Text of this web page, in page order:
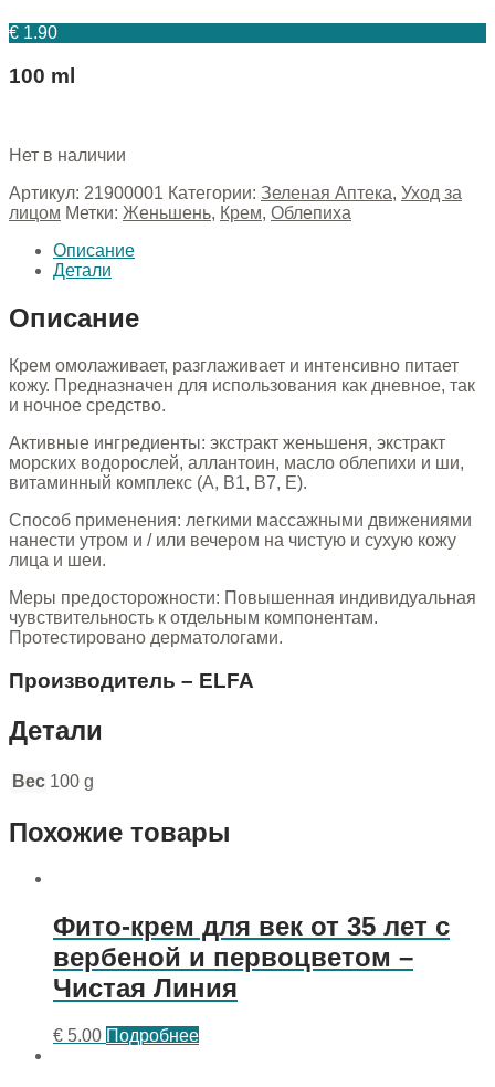
€ 1.90
100 ml
Нет в наличии
Артикул: 21900001 Категории: Зеленая Аптека, Уход за
лицом Метки: Женьшень, Крем, Облепиха
Описание
Детали
Описание
Крем омолаживает, разглаживает и интенсивно питает
кожу. Предназначен для использования как дневное, так
и ночное средство.
Активные ингредиенты: экстракт женьшеня, экстракт
морских водорослей, аллантоин, масло облепихи и ши,
витаминный комплекс (A, B1, B7, E).
Способ применения: легкими массажными движениями
нанести утром и / или вечером на чистую и сухую кожу
лица и шеи.
Меры предосторожности: Повышенная индивидуальная
чувствительность к отдельным компонентам.
Протестировано дерматологами.
Производитель – ELFA
Детали
Вес 100 g
Похожие товары
Фито-крем для век от 35 лет с
вербеной и первоцветом –
Чистая Линия
€ 5.00 Подробнее